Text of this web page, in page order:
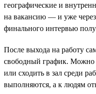
географические и
на вакансию — и уже
финального интервью
После выхода на работу
свободный график. Можно
или сходить в зал среди
выполняются, а к людям